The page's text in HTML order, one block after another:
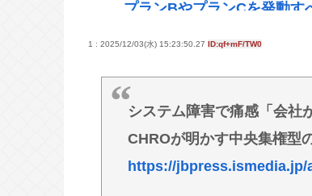
プランBやプランCを発動す
「非常に残念」高市総理と
"テレビ大好き"高齢者の｢テ
【悲報】イチローさんの晩
野口健氏 猛暑続きで夏の
ではないかな」
1 : 2025/12/03(水) 15:23:50.27 ID:qf+mF/TW0
システム障害で痛感「会社
CHROが明かす中央集権型
https://jbpress.ismedia.jp/